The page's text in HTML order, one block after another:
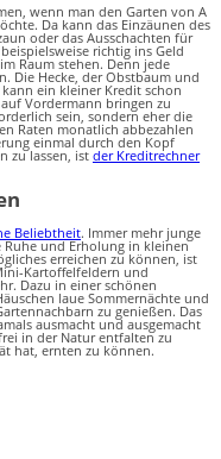
wenn man den Garten von A
Da kann das Einzäunen des
oder das Ausschachten für
richtig ins Geld
Raum stehen. Denn jede
Die Hecke, der Obstbaum und
ein kleiner Kredit schon
Vordermann bringen zu
sein, sondern eher die
Raten monatlich abbezahlen
einmal durch den Kopf
zu lassen, ist der Kreditrechner
Beliebtheit. Immer mehr junge
und Erholung in kleinen
erreichen zu können, ist
Kartoffelfeldern und
Dazu in einer schönen
laue Sommernächte und
zu genießen. Das
ausmacht und ausgemacht
in der Natur entfalten zu
hat, ernten zu können.